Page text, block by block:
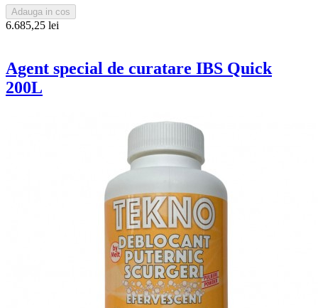
Adauga in cos
6.685,25 lei
Agent special de curatare IBS Quick
200L